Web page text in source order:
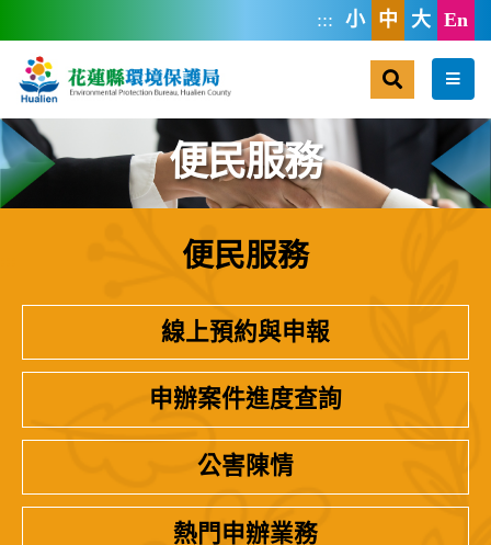
::: 小 中 大 En
選單
便民服務
便民服務
線上預約與申報
申辦案件進度查詢
公害陳情
熱門申辦業務